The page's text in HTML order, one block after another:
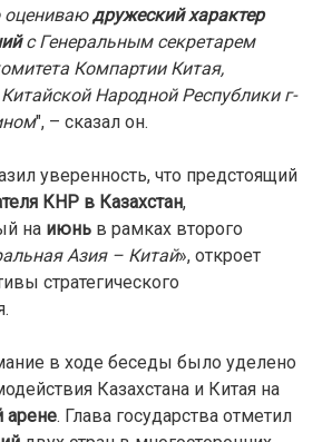
оцениваюдружеский характер
с Генеральным секретарем
Компартии Китая,
Народной Республики г-
", – сказал он.
уверенность, что предстоящий
КНР в Казахстан,
на июнь в рамках второго
Азия – Китай», откроет
стратегического
в ходе беседы было уделено
Казахстана и Китая на
арене. Глава государства отметил